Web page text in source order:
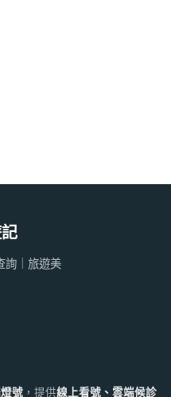
詢｜旅遊美
號 ，提供線上看號、雲端候診